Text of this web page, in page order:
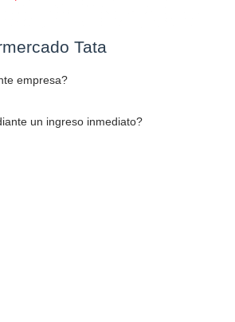
Tata
empresa?
un ingreso inmediato?